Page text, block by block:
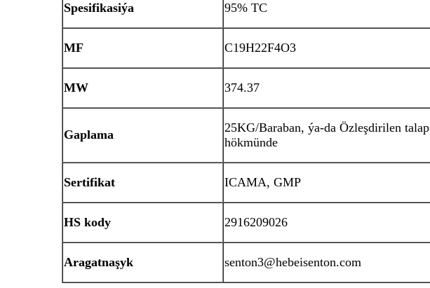
Spesifikasiýa 95% TC
MF C19H22F4O3
MW 374.37
Gaplama
25KG/Baraban, ýa-da Özleşdirilen talap
hökmünde
Sertifikat ICAMA, GMP
HS kody 2916209026
Aragatnaşyk senton3@hebeisenton.com